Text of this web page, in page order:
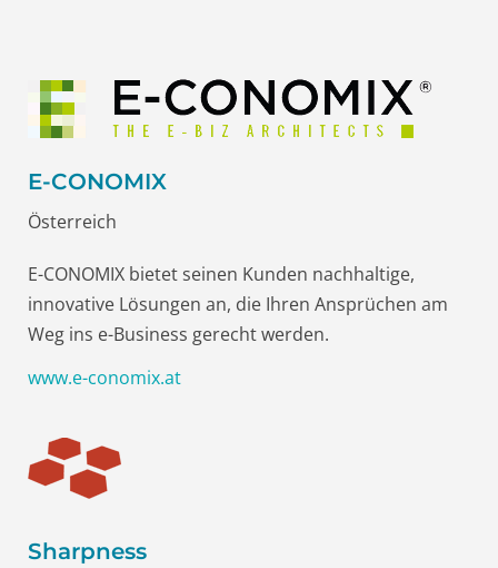
E-CONOMIX
Österreich
E-CONOMIX bietet seinen Kunden nachhaltige,
innovative Lösungen an, die Ihren Ansprüchen am
Weg ins e-Business gerecht werden.
www.e-conomix.at
Sharpness